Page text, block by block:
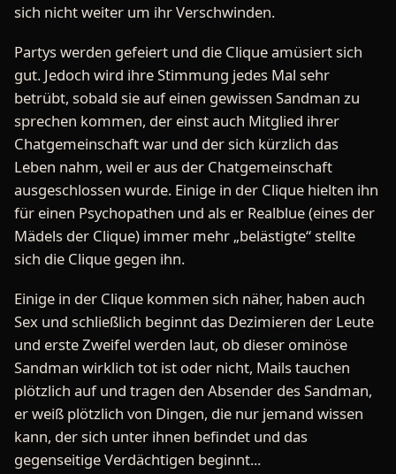
sich nicht weiter um ihr Verschwinden.
Partys werden gefeiert und die Clique amüsiert sich
gut. Jedoch wird ihre Stimmung jedes Mal sehr
betrübt, sobald sie auf einen gewissen Sandman zu
sprechen kommen, der einst auch Mitglied ihrer
Chatgemeinschaft war und der sich kürzlich das
Leben nahm, weil er aus der Chatgemeinschaft
ausgeschlossen wurde. Einige in der Clique hielten ihn
für einen Psychopathen und als er Realblue (eines der
Mädels der Clique) immer mehr „belästigte“ stellte
sich die Clique gegen ihn.
Einige in der Clique kommen sich näher, haben auch
Sex und schließlich beginnt das Dezimieren der Leute
und erste Zweifel werden laut, ob dieser ominöse
Sandman wirklich tot ist oder nicht, Mails tauchen
plötzlich auf und tragen den Absender des Sandman,
er weiß plötzlich von Dingen, die nur jemand wissen
kann, der sich unter ihnen befindet und das
gegenseitige Verdächtigen beginnt...